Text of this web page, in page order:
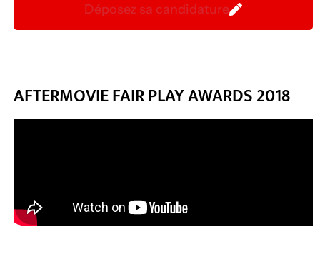
Déposez sa candidature
AFTERMOVIE FAIR PLAY AWARDS 2018